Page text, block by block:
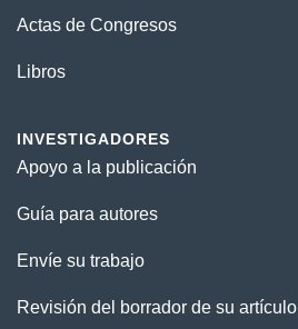
Actas de Congresos
Libros
INVESTIGADORES
Apoyo a la publicación
Guía para autores
Envíe su trabajo
Revisión del borrador de su artículo